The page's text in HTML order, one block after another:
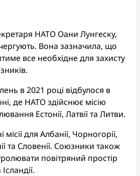
НАТО Оани Лунгеску,
Вона зазначила, що
все необхідне для захисту
в 2021 році відбулося в
де НАТО здійснює місію
Естонії, Латвії та Литви.
для Албанії, Чорногорії,
та Словенії. Союзники також
повітряний простір